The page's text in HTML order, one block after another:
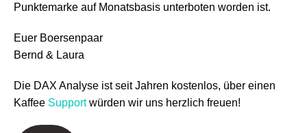
Punktemarke auf Monatsbasis unterboten worden ist.
Euer Boersenpaar
Bernd & Laura
Die DAX Analyse ist seit Jahren kostenlos, über einen
Kaffee Supportwürden wir uns herzlich freuen!